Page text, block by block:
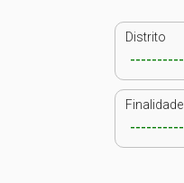
Distrito
Finalidade